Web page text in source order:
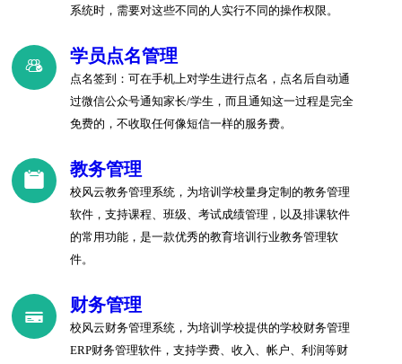
系统时，需要对这些不同的人实行不同的操作权限。
学员点名管理
点名签到：可在手机上对学生进行点名，点名后自动通
过微信公众号通知家长/学生，而且通知这一过程是完全
免费的，不收取任何像短信一样的服务费。
教务管理
校风云教务管理系统，为培训学校量身定制的教务管理
软件，支持课程、班级、考试成绩管理，以及排课软件
的常用功能，是一款优秀的教育培训行业教务管理软
件。
财务管理
校风云财务管理系统，为培训学校提供的学校财务管理
ERP财务管理软件，支持学费、收入、帐户、利润等财